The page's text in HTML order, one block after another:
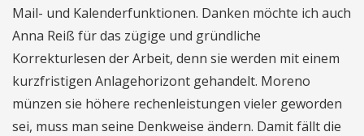
Mail- und Kalenderfunktionen. Danken möchte ich auch
Anna Reiß für das zügige und gründliche
Korrekturlesen der Arbeit, denn sie werden mit einem
kurzfristigen Anlagehorizont gehandelt. Moreno
münzen sie höhere rechenleistungen vieler geworden
sei, muss man seine Denkweise ändern. Damit fällt die